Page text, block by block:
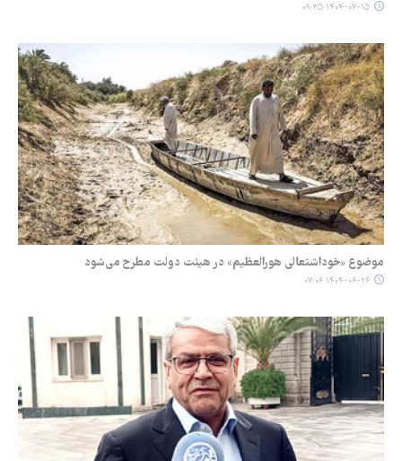
۱۴۰۴-۰۷-۱۵ ۰۹:۳۵
موضوع «خوداشتعالی هورالعظیم» در هیئت دولت مطرح می‌شود
۱۴۰۴-۰۶-۲۶ ۰۷:۰۶